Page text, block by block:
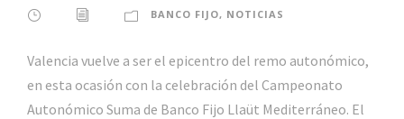
BANCO FIJO, NOTICIAS
Valencia vuelve a ser el epicentro del remo autonómico,
en esta ocasión con la celebración del Campeonato
Autonómico Suma de Banco Fijo Llaüt Mediterráneo. El